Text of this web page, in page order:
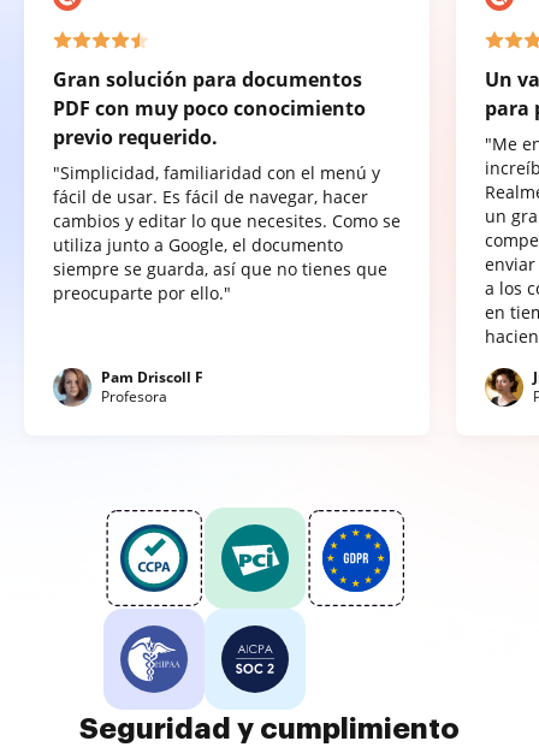
Gran solución para documentos
PDF con muy poco conocimiento
previo requerido.
"Simplicidad, familiaridad con el menú y
fácil de usar. Es fácil de navegar, hacer
cambios y editar lo que necesites. Como se
utiliza junto a Google, el documento
siempre se guarda, así que no tienes que
preocuparte por ello."
Pam Driscoll F
Profesora
Un
para
"Me
un
a los
en
Seguridad y cumplimiento